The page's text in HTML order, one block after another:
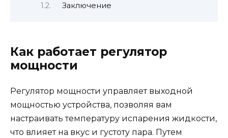
Заключение
Как работает регулятор
мощности
Регулятор мощности управляет выходной
мощностью устройства, позволяя вам
настраивать температуру испарения жидкости,
что влияет на вкус и густоту пара. Путем